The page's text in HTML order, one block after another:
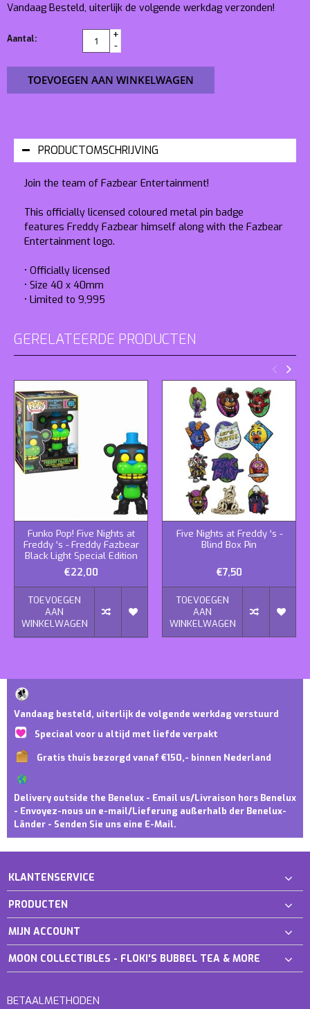
Vandaag Besteld, uiterlijk de volgende werkdag verzonden!
Aantal:
+
-
TOEVOEGEN AAN WINKELWAGEN
PRODUCTOMSCHRIJVING
Join the team of Fazbear Entertainment!
This officially licensed coloured metal pin badge
features Freddy Fazbear himself along with the Fazbear
Entertainment logo.
• Officially licensed
• Size 40 x 40mm
• Limited to 9,995
GERELATEERDE PRODUCTEN
Funko Pop! Five Nights at
Freddy ‘s - Freddy Fazbear
Black Light Special Edition
€22,00
TOEVOEGEN
AAN
WINKELWAGEN
Five Nights at Freddy ‘s -
Blind Box Pin
€7,50
TOEVOEGEN
AAN
WINKELWAGEN
Vandaag besteld, uiterlijk de volgende werkdag verstuurd
Speciaal voor u altijd met liefde verpakt
Gratis thuis bezorgd vanaf €150,- binnen Nederland
Delivery outside the Benelux - Email us/Livraison hors Benelux
- Envoyez-nous un e-mail/Lieferung außerhalb der Benelux-
Länder - Senden Sie uns eine E-Mail.
KLANTENSERVICE
PRODUCTEN
MIJN ACCOUNT
MOON COLLECTIBLES - FLOKI'S BUBBEL TEA & MORE
BETAALMETHODEN